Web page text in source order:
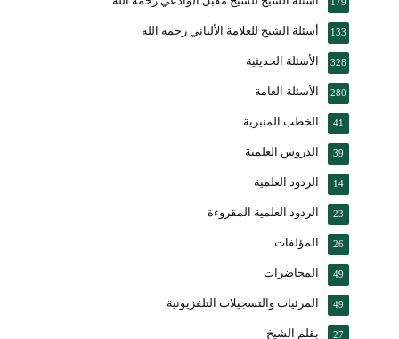
أسئلة الشيخ للعلامة الألباني رحمه الله 133
الأسئلة الحديثية 328
الأسئلة العامة 280
الخطب المنبرية 41
الدروس العلمية 39
الردود العلمية 14
الردود العلمية المقروءة 23
المؤلفات 26
المحاضرات 49
المرئيات والتسجيلات التلفزيونية 49
بقلم الشيخ 27